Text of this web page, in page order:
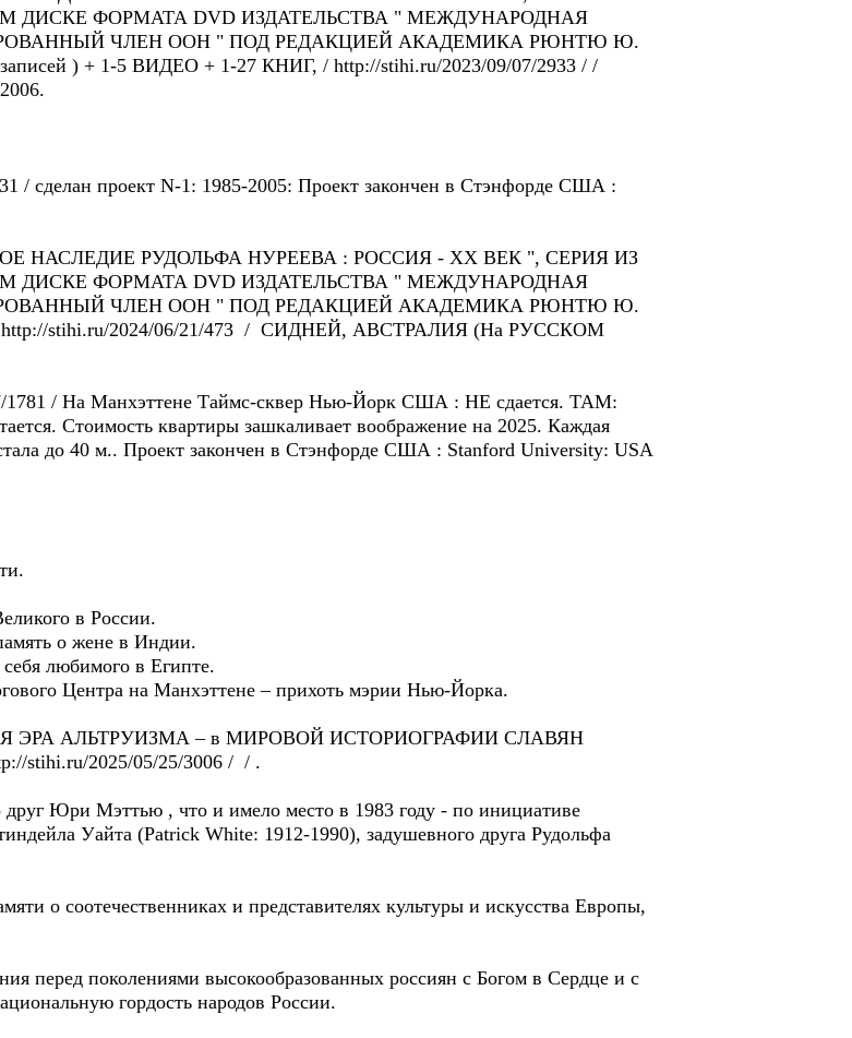
ФОРМАТА DVD ИЗДАТЕЛЬСТВА " МЕЖДУНАРОДНАЯ
ЧЛЕН ООН " ПОД РЕДАКЦИЕЙ АКАДЕМИКА РЮНТЮ Ю.
) + 1-5 ВИДЕО + 1-27 КНИГ, / http://stihi.ru/2023/09/07/2933 / /
/ сделан проект N-1: 1985-2005: Проект закончен в Стэнфордe США :
РУДОЛЬФА НУРЕЕВА : РОССИЯ - ХХ ВЕК ", СЕРИЯ ИЗ
ФОРМАТА DVD ИЗДАТЕЛЬСТВА " МЕЖДУНАРОДНАЯ
ЧЛЕН ООН " ПОД РЕДАКЦИЕЙ АКАДЕМИКА РЮНТЮ Ю.
stihi.ru/2024/06/21/473 / СИДНЕЙ, АВСТРАЛИЯ (На РУССКОМ
/ Hа Манхэттенe Таймс-сквер Нью-Йорк США : HE сдается. TAM:
Cтоимость квартиры зашкаливает воображение на 2025. Каждая
до 40 м.. Проект закончен в Стэнфордe США : Stanford University: USA
в России.
о жене в Индии.
любимого в Египте.
Центра на Манхэттене – прихоть мэрии Нью-Йорка.
ЭРА АЛЬТРУИЗМА – в МИРОВОЙ ИСТОРИОГРАФИИ СЛАВЯН
stihi.ru/2025/05/25/3006 / / .
друг Юри Мэттью , что и имело место в 1983 году - по инициативе
Уайта (Patrick White: 1912-1990), задушевного друга Рудольфа
о соотечественниках и представителях культуры и искусства Европы,
перед поколениями высокообразованных россиян с Богом в Сердце и с
гордость народов России.